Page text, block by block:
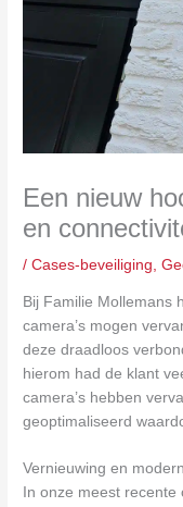
Een nieuw
en
/Cases-beveiliging ,
Bij Familie Mollemans
camera’s mogen
deze draadloos
hierom had de klant
camera’s hebben
geoptimaliseerd
Vernieuwing en
In onze meest